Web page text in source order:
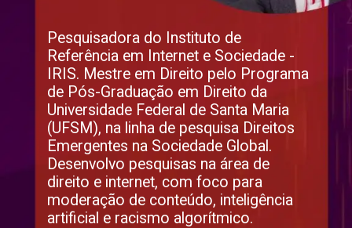
Pesquisadora do Instituto de
Referência em Internet e Sociedade -
IRIS. Mestre em Direito pelo Programa
de Pós-Graduação em Direito da
Universidade Federal de Santa Maria
(UFSM), na linha de pesquisa Direitos
Emergentes na Sociedade Global.
Desenvolvo pesquisas na área de
direito e internet, com foco para
moderação de conteúdo, inteligência
artificial e racismo algorítmico.